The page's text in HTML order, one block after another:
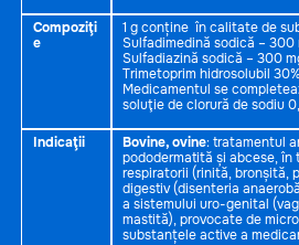
Compoziţi
e
1 g conține în calitate de
Sulfadimedină sodică – 300
Sulfadiazină sodică – 300
Trimetoprim hidrosolubil
Medicamentul se
soluţie de clorură de sodiu
Indicaţii Bovine, ovine: tratamentul
pododermatită și abcese,
respiratorii (rinită, bronșită,
digestiv (disenteria
a sistemului uro-genital
mastită), provocate de
substanțele active a